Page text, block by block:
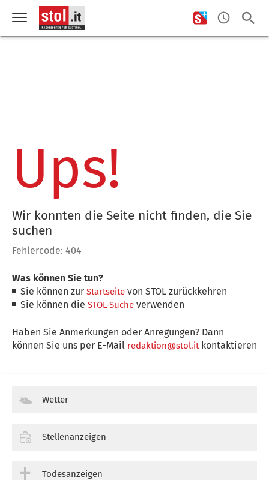
Ups!
Wir konnten die Seite nicht finden, die Sie
suchen
Fehlercode: 404
Was können Sie tun?
Sie können zurStartseite von STOL zurückkehren
Sie können dieSTOL-Suche verwenden
Haben Sie Anmerkungen oder Anregungen? Dann
können Sie uns per E-Mail redaktion@stol.itkontaktieren
Wetter
Stellenanzeigen
Todesanzeigen